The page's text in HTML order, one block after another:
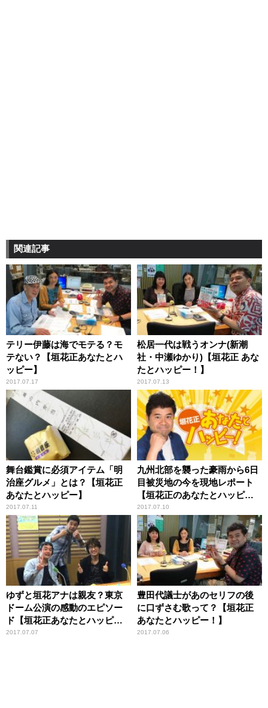
関連記事
テリー伊藤は海でモテる？モ
テない？【垣花正あなたとハ
ッピー】
2017.07.17
松居一代は戦うオンナ(新潮
社・中瀬ゆかり)【垣花正 あな
たとハッピー！】
2017.07.13
舞台鑑賞に必須アイテム「明
治座グルメ」とは？【垣花正
あなたとハッピー】
2017.07.11
九州北部を襲った豪雨から6日
目被災地の今を現地レポート
【垣花正のあなたとハッピ
ー！】
2017.07.10
ゆずと垣花アナは親友？東京
ドーム公演の感動のエピソー
ド【垣花正あなたとハッピ
ー】
2017.07.07
豊田代議士があのセリフの後
に口ずさむ歌って？【垣花正
あなたとハッピー！】
2017.07.06